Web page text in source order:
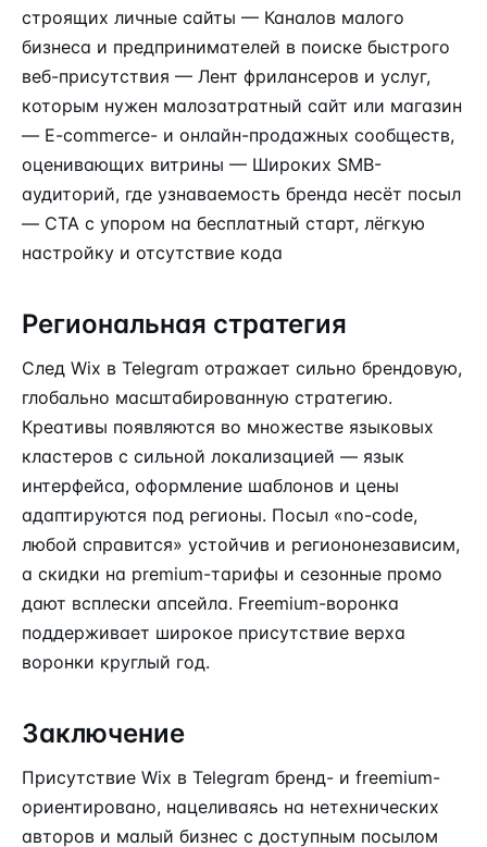
строящих личные сайты — Каналов малого
бизнеса и предпринимателей в поиске быстрого
веб-присутствия — Лент фрилансеров и услуг,
которым нужен малозатратный сайт или магазин
— E-commerce- и онлайн-продажных сообществ,
оценивающих витрины — Широких SMB-
аудиторий, где узнаваемость бренда несёт посыл
— CTA с упором на бесплатный старт, лёгкую
настройку и отсутствие кода
Региональная стратегия
След Wix в Telegram отражает сильно брендовую,
глобально масштабированную стратегию.
Креативы появляются во множестве языковых
кластеров с сильной локализацией — язык
интерфейса, оформление шаблонов и цены
адаптируются под регионы. Посыл «no-code,
любой справится» устойчив и региононезависим,
а скидки на premium-тарифы и сезонные промо
дают всплески апсейла. Freemium-воронка
поддерживает широкое присутствие верха
воронки круглый год.
Заключение
Присутствие Wix в Telegram бренд- и freemium-
ориентировано, нацеливаясь на нетехнических
авторов и малый бизнес с доступным посылом